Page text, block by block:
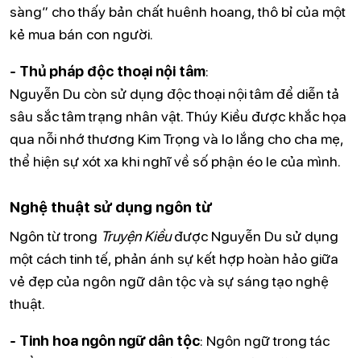
sàng” cho thấy bản chất huênh hoang, thô bỉ của một
kẻ mua bán con người.
- Thủ pháp độc thoại nội tâm:
Nguyễn Du còn sử dụng độc thoại nội tâm để diễn tả
sâu sắc tâm trạng nhân vật. Thúy Kiều được khắc họa
qua nỗi nhớ thương Kim Trọng và lo lắng cho cha mẹ,
thể hiện sự xót xa khi nghĩ về số phận éo le của mình.
Nghệ thuật sử dụng ngôn từ
Ngôn từ trong Truyện Kiềuđược Nguyễn Du sử dụng
một cách tinh tế, phản ánh sự kết hợp hoàn hảo giữa
vẻ đẹp của ngôn ngữ dân tộc và sự sáng tạo nghệ
thuật.
- Tinh hoa ngôn ngữ dân tộc: Ngôn ngữ trong tác